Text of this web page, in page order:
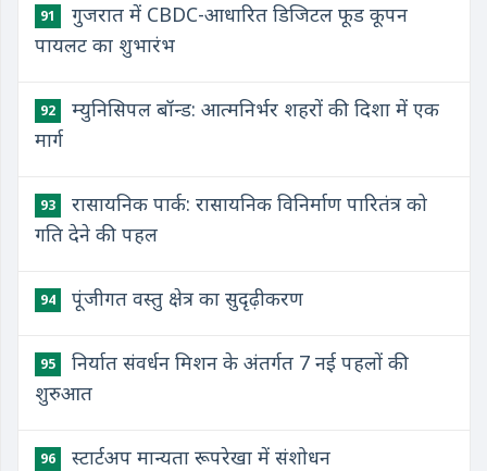
91
गुजरात में CBDC-आधारित डिजिटल फूड कूपन
पायलट का शुभारंभ
92
म्युनिसिपल बॉन्ड: आत्मनिर्भर शहरों की दिशा में एक
मार्ग
93
रासायनिक पार्क: रासायनिक विनिर्माण पारितंत्र को
गति देने की पहल
94 पूंजीगत वस्तु क्षेत्र का सुदृढ़ीकरण
95
निर्यात संवर्धन मिशन के अंतर्गत 7 नई पहलों की
शुरुआत
96 स्टार्टअप मान्यता रूपरेखा में संशोधन